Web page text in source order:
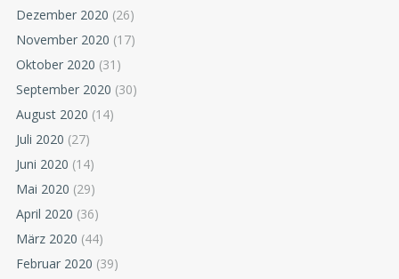
Dezember 2020 (26)
November 2020 (17)
Oktober 2020 (31)
September 2020 (30)
August 2020 (14)
Juli 2020 (27)
Juni 2020 (14)
Mai 2020 (29)
April 2020 (36)
März 2020 (44)
Februar 2020 (39)